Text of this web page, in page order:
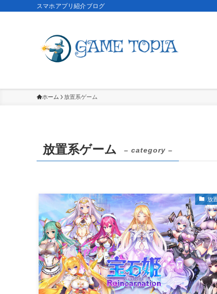
スマホアプリ紹介ブログ
ホーム 放置系ゲーム
放置系ゲーム – category –
放